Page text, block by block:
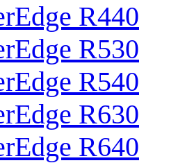
R440
R530
R540
R630
R640